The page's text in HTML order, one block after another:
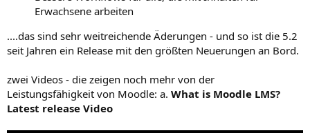
Erwachsene arbeiten
....das sind sehr weitreichende Äderungen - und so ist die 5.2
seit Jahren ein Release mit den größten Neuerungen an Bord.
zwei Videos - die zeigen noch mehr von der
Leistungsfähigkeit von Moodle: a. What is Moodle LMS?
Latest release Video